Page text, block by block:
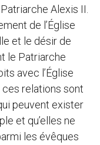
Alexis II.
de l’Église
et le désir de
le Patriarche
avec l’Église
ces relations sont
peuvent exister
et qu’elles ne
les évêques